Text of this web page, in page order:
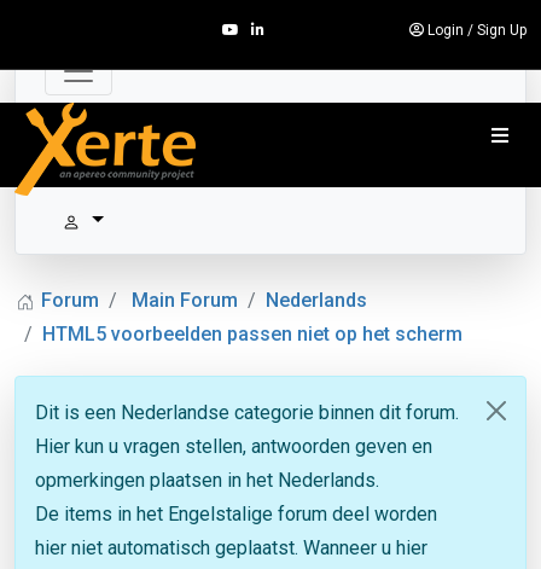
Login / Sign Up
Forum Main Forum
Nederlands
HTML5 voorbeelden passen niet op het scherm
Dit is een Nederlandse categorie binnen dit forum.
Hier kun u vragen stellen, antwoorden geven en
opmerkingen plaatsen in het Nederlands.
De items in het Engelstalige forum deel worden
hier niet automatisch geplaatst. Wanneer u hier